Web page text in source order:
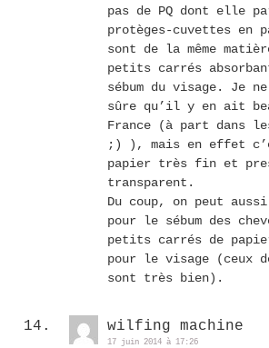
pas de PQ dont elle
protèges-cuvettes en
sont de la même
petits carrés
sébum du visage. Je
sûre qu’il y en ait
France (à part dans
;) ), mais en effet
papier très fin et
transparent.
Du coup, on peut
pour le sébum des
petits carrés de
pour le visage (ceux
sont très bien).
wilfing machine
17 juin 2014 à 17:26